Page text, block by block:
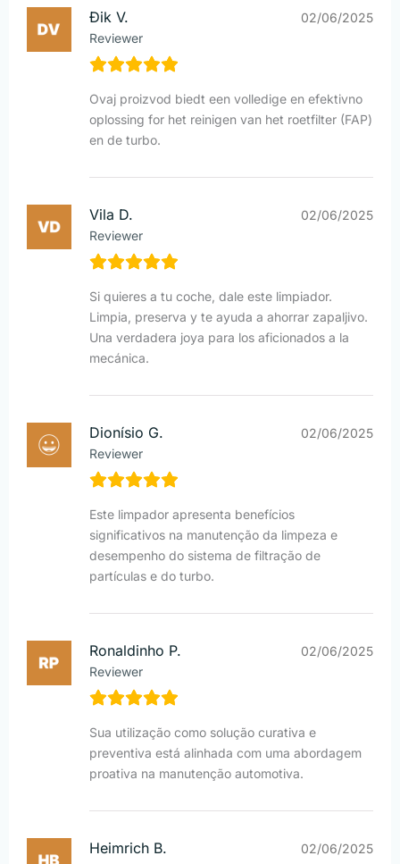
Đik V.
Reviewer
02/06/2025
Ovaj proizvod biedt een volledige en efektivno
oplossing for het reinigen van het roetfilter (FAP)
en de turbo.
Vila D.
Reviewer
02/06/2025
Si quieres a tu coche, dale este limpiador.
Limpia, preserva y te ayuda a ahorrar zapaljivo.
Una verdadera joya para los aficionados a la
mecánica.
Dionísio G.
Reviewer
02/06/2025
Este limpador apresenta benefícios
significativos na manutenção da limpeza e
desempenho do sistema de filtração de
partículas e do turbo.
Ronaldinho P.
Reviewer
02/06/2025
Sua utilização como solução curativa e
preventiva está alinhada com uma abordagem
proativa na manutenção automotiva.
Heimrich B. 02/06/2025